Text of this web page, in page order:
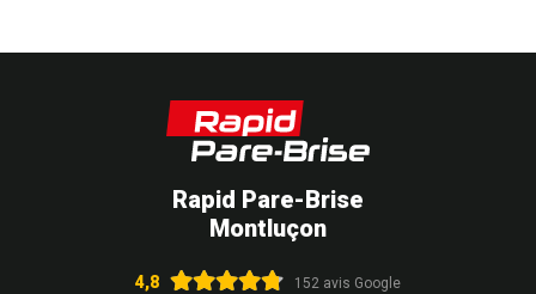
Rapid Pare-Brise
Montluçon
4,8 152 avis Google